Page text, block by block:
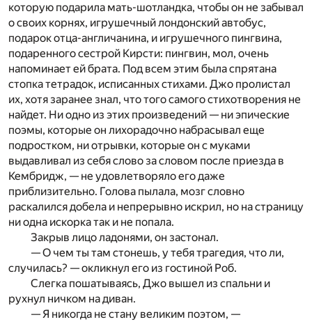
которую подарила мать-шотландка, чтобы он не забывал
о своих корнях, игрушечный лондонский автобус,
подарок отца-англичанина, и игрушечного пингвина,
подаренного сестрой Кирсти: пингвин, мол, очень
напоминает ей брата. Под всем этим была спрятана
стопка тетрадок, исписанных стихами. Джо пролистал
их, хотя заранее знал, что того самого стихотворения не
найдет. Ни одно из этих произведений — ни эпические
поэмы, которые он лихорадочно набрасывал еще
подростком, ни отрывки, которые он с муками
выдавливал из себя слово за словом после приезда в
Кембридж, — не удовлетворяло его даже
приблизительно. Голова пылала, мозг словно
раскалился добела и непрерывно искрил, но на страницу
ни одна искорка так и не попала.
Закрыв лицо ладонями, он застонал.
— О чем ты там стонешь, у тебя трагедия, что ли,
случилась? — окликнул его из гостиной Роб.
Слегка пошатываясь, Джо вышел из спальни и
рухнул ничком на диван.
— Я никогда не стану великим поэтом, —